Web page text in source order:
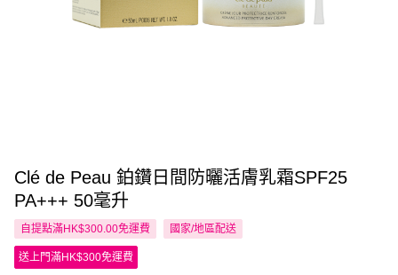
Clé de Peau 鉑鑽日間防曬活膚乳霜SPF25
PA+++ 50毫升
自提點滿HK$300.00免運費 國家/地區配送
送上門滿HK$300免運費